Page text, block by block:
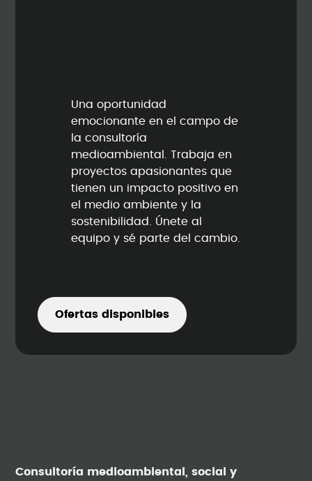
Una oportunidad
emocionante en el campo de
la consultoría
medioambiental. Trabaja en
proyectos apasionantes que
tienen un impacto positivo en
el medio ambiente y la
sostenibilidad. Únete al
equipo y sé parte del cambio.
Ofertas disponibles
Consultoría medioambiental, social y